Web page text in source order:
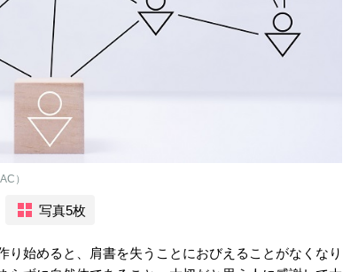
）
写真5枚
り始めると、肩書を失うことにおびえることがなくなり